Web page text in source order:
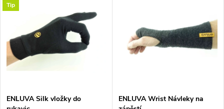
z
e
n
ý
p
i
s
Tip
ENLUVA Silk vložky do
ENLUVA Wrist Návleky na